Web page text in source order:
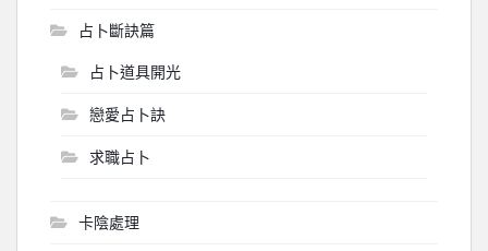
占卜斷訣篇
占卜道具開光
戀愛占卜訣
求職占卜
卡陰處理